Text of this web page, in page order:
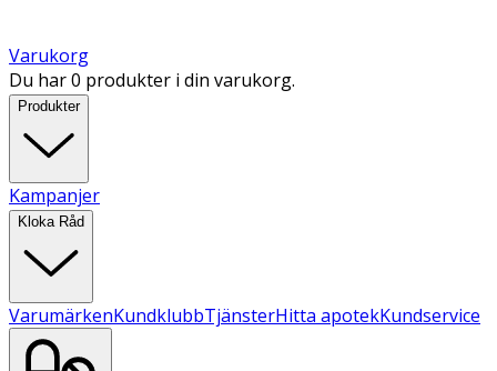
Varukorg
Du har 0 produkter i din varukorg.
Produkter
Kampanjer
Kloka Råd
VarumärkenKundklubbTjänsterHitta apotekKundservice